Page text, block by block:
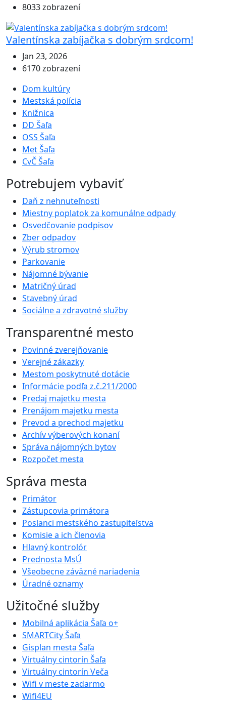
8033 zobrazení
Valentínska zabíjačka s dobrým srdcom!
Jan 23, 2026
6170 zobrazení
Dom kultúry
Mestská polícia
Knižnica
DD Šaľa
OSS Šaľa
Met Šaľa
CvČ Šaľa
Potrebujem vybaviť
Daň z nehnuteľnosti
Miestny poplatok za komunálne odpady
Osvedčovanie podpisov
Zber odpadov
Výrub stromov
Parkovanie
Nájomné bývanie
Matričný úrad
Stavebný úrad
Sociálne a zdravotné služby
Transparentné mesto
Povinné zverejňovanie
Verejné zákazky
Mestom poskytnuté dotácie
Informácie podľa z.č.211/2000
Predaj majetku mesta
Prenájom majetku mesta
Prevod a prechod majetku
Archív výberových konaní
Správa nájomných bytov
Rozpočet mesta
Správa mesta
Primátor
Zástupcovia primátora
Poslanci mestského zastupiteľstva
Komisie a ich členovia
Hlavný kontrolór
Prednosta MsÚ
Všeobecne záväzné nariadenia
Úradné oznamy
Užitočné služby
Mobilná aplikácia Šaľa o+
SMARTCity Šaľa
Gisplan mesta Šaľa
Virtuálny cintorín Šaľa
Virtuálny cintorín Veča
Wifi v meste zadarmo
Wifi4EU